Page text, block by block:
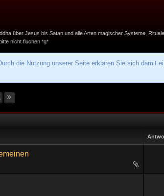
über Jesus bis Satan und alle Arten magischer Systeme,
nicht fluchen *g*
die Nutzung unserer Seite erklären Sie sich damit